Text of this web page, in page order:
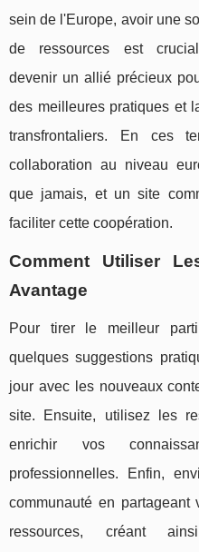
sein de l'Europe, avoir une
de ressources est
devenir un allié précieux
des meilleures pratiques et
transfrontaliers. En ces
collaboration au niveau
que jamais, et un site
faciliter cette coopération.
Comment Utiliser
Avantage
Pour tirer le meilleur
quelques suggestions
jour avec les nouveaux
site. Ensuite, utilisez les
enrichir vos
professionnelles. Enfin,
communauté en partageant
ressources, créant